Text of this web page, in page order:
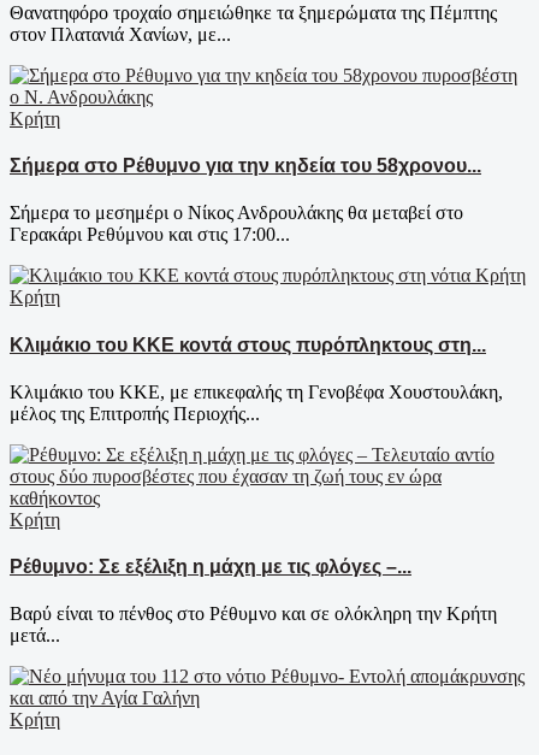
Θανατηφόρο τροχαίο σημειώθηκε τα ξημερώματα της Πέμπτης
στον Πλατανιά Χανίων, με...
Κρήτη
Σήμερα στο Ρέθυμνο για την κηδεία του 58χρονου...
Σήμερα το μεσημέρι ο Νίκος Ανδρουλάκης θα μεταβεί στο
Γερακάρι Ρεθύμνου και στις 17:00...
Κρήτη
Κλιμάκιο του ΚΚΕ κοντά στους πυρόπληκτους στη...
Κλιμάκιο του ΚΚΕ, με επικεφαλής τη Γενοβέφα Χουστουλάκη,
μέλος της Επιτροπής Περιοχής...
Κρήτη
Ρέθυμνο: Σε εξέλιξη η μάχη με τις φλόγες –...
Βαρύ είναι το πένθος στο Ρέθυμνο και σε ολόκληρη την Κρήτη
μετά...
Κρήτη